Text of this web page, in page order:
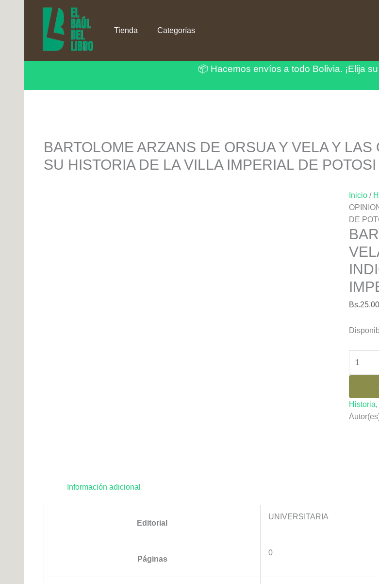
contenido
Tienda Categorías
📦 Hacemos envíos a todo Bolivia. ¡Elija
BARTOLOME ARZANS DE ORSUA Y VELA Y
SU HISTORIA DE LA VILLA IMPERIAL DE POTOSI
Inicio/
DE
Bs.25,00
ARZANS
Y
VELA
Historia,
Información adicional
Editorial
UNIVERSITARIA
Páginas
0